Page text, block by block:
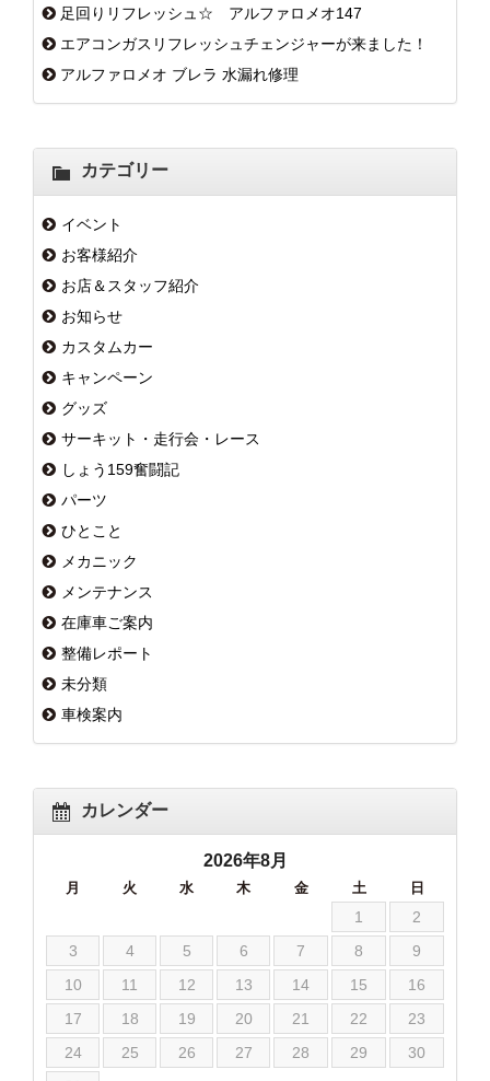
足回りリフレッシュ☆ アルファロメオ147
エアコンガスリフレッシュチェンジャーが来ました！
アルファロメオ ブレラ 水漏れ修理
カテゴリー
イベント
お客様紹介
お店＆スタッフ紹介
お知らせ
カスタムカー
キャンペーン
グッズ
サーキット・走行会・レース
しょう159奮闘記
パーツ
ひとこと
メカニック
メンテナンス
在庫車ご案内
整備レポート
未分類
車検案内
カレンダー
2026年8月
月 火 水 木 金 土 日
1
2
3
4 5 6 7 8
9
10
11 12 13 14 15
16
17
18 19 20 21 22
23
24
25 26 27 28 29
30